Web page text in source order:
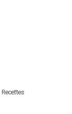
Recettes